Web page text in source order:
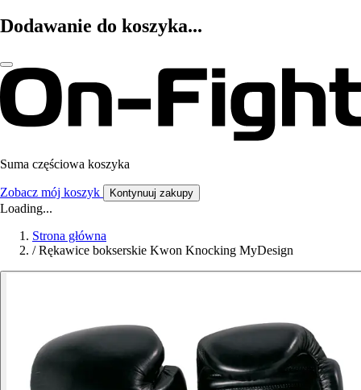
Dodawanie do koszyka...
Suma częściowa koszyka
Zobacz mój koszyk Kontynuuj zakupy
Loading...
Strona główna
/ Rękawice bokserskie Kwon Knocking MyDesign